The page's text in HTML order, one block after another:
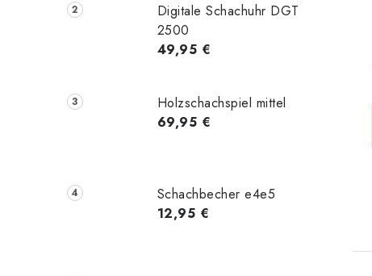
Digitale Schachuhr DGT
2500
49,95 €
Holzschachspiel mittel
69,95 €
Schachbecher e4e5
12,95 €